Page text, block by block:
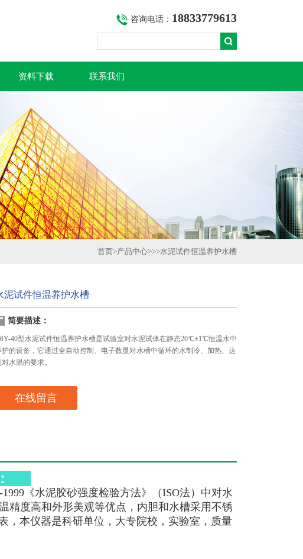
咨询电话： 18833779613
资料下载 联系我们
首页>产品中心>>>水泥试件恒温养护水槽
泥试件恒温养护水槽
简要描述：
40型水泥试件恒温养护水槽是试验室对水泥试体在静态20℃±1℃恒温水中
护的设备，它通过全自动控制、电子数显对水槽中循环的水制冷、加热、达
对水温的要求。
在线留言
：
1999《水泥胶砂强度检验方法》（ISO法）中对水
精度高和外形美观等优点，内胆和水槽采用不锈
，本仪器是科研单位，大专院校，实验室，质量